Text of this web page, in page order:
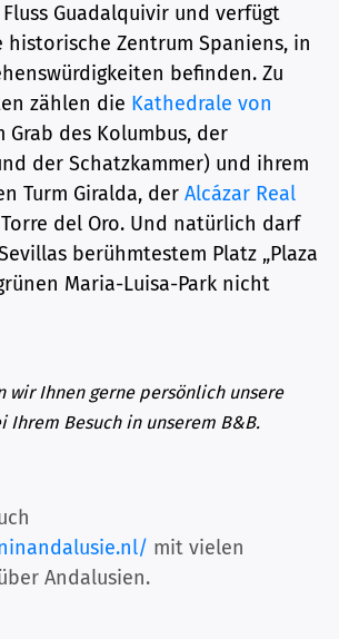
Guadalquivir und verfügt
historische Zentrum Spaniens, in
befinden. Zu
zählen die Kathedrale von
Grab des Kolumbus, der
der Schatzkammer) und ihrem
Turm Giralda, der Alcázar Real
del Oro. Und natürlich darf
berühmtestem Platz „Plaza
Maria-Luisa-Park nicht
wir Ihnen gerne persönlich unsere
Ihrem Besuch in unserem B&B.
mit vielen
Andalusien.